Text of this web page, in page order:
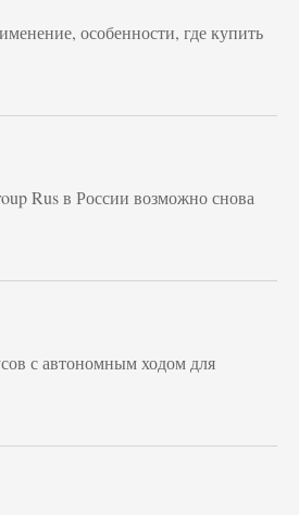
особенности, где купить
Rus в России возможно снова
с автономным ходом для